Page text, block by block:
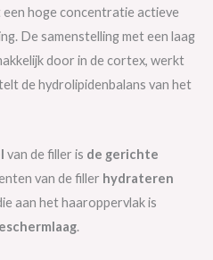
een hoge concentratie actieve
De samenstelling met een laag
door in de cortex, werkt
de hydrolipidenbalans van het
van de filler is de gerichte
van de filler hydrateren
aan het haaroppervlak is
.